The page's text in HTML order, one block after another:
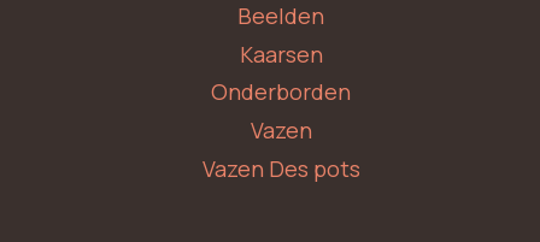
Beelden
Kaarsen
Onderborden
Vazen
Vazen Des pots